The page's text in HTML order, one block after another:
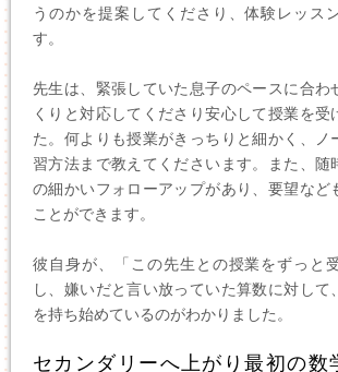
うのかを提案してくださり、体験レッス
す。
先生は、緊張していた息子のペースに合わ
くりと対応してくださり安心して授業を受
た。何よりも授業がきっちりと細かく、ノ
習方法まで教えてくださいます。また、随
の細かいフォローアップがあり、要望など
ことができます。
彼自身が、「この先生との授業をずっと
し、嫌いだと言い放っていた算数に対して
を持ち始めているのがわかりました。
セカンダリーへ上がり最初の数